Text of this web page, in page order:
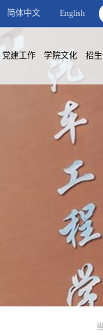
简体中文 English
党建工作 学院文化 招